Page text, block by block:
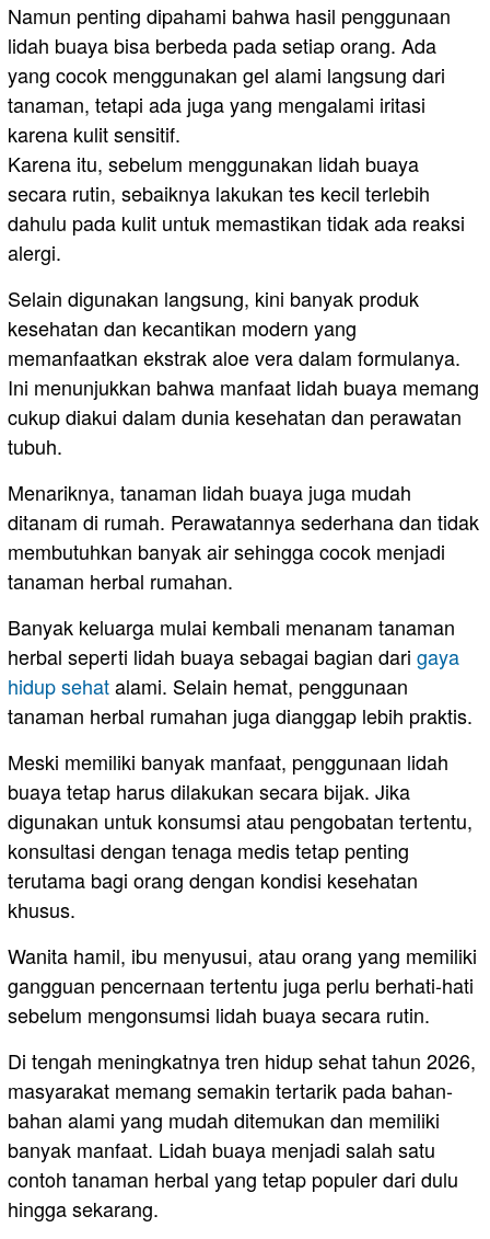
Namun penting dipahami bahwa hasil penggunaan
lidah buaya bisa berbeda pada setiap orang. Ada
yang cocok menggunakan gel alami langsung dari
tanaman, tetapi ada juga yang mengalami iritasi
karena kulit sensitif.
Karena itu, sebelum menggunakan lidah buaya
secara rutin, sebaiknya lakukan tes kecil terlebih
dahulu pada kulit untuk memastikan tidak ada reaksi
alergi.
Selain digunakan langsung, kini banyak produk
kesehatan dan kecantikan modern yang
memanfaatkan ekstrak aloe vera dalam formulanya.
Ini menunjukkan bahwa manfaat lidah buaya memang
cukup diakui dalam dunia kesehatan dan perawatan
tubuh.
Menariknya, tanaman lidah buaya juga mudah
ditanam di rumah. Perawatannya sederhana dan tidak
membutuhkan banyak air sehingga cocok menjadi
tanaman herbal rumahan.
Banyak keluarga mulai kembali menanam tanaman
herbal seperti lidah buaya sebagai bagian dari gaya
hidup sehatalami. Selain hemat, penggunaan
tanaman herbal rumahan juga dianggap lebih praktis.
Meski memiliki banyak manfaat, penggunaan lidah
buaya tetap harus dilakukan secara bijak. Jika
digunakan untuk konsumsi atau pengobatan tertentu,
konsultasi dengan tenaga medis tetap penting
terutama bagi orang dengan kondisi kesehatan
khusus.
Wanita hamil, ibu menyusui, atau orang yang memiliki
gangguan pencernaan tertentu juga perlu berhati-hati
sebelum mengonsumsi lidah buaya secara rutin.
Di tengah meningkatnya tren hidup sehat tahun 2026,
masyarakat memang semakin tertarik pada bahan-
bahan alami yang mudah ditemukan dan memiliki
banyak manfaat. Lidah buaya menjadi salah satu
contoh tanaman herbal yang tetap populer dari dulu
hingga sekarang.